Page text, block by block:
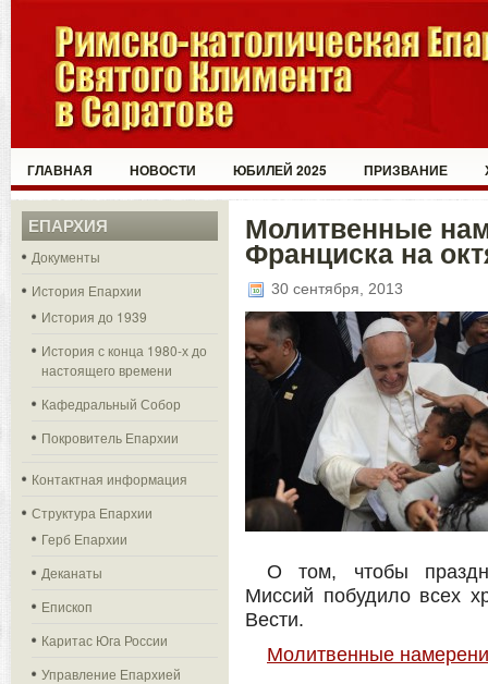
ГЛАВНАЯ НОВОСТИ ЮБИЛЕЙ 2025 ПРИЗВАНИЕ
ЕПАРХИЯ
Документы
История Епархии
История до 1939
История с конца 1980-х до
настоящего времени
Кафедральный Собор
Покровитель Епархии
Контактная информация
Структура Епархии
Герб Епархии
Деканаты
Епископ
Каритас Юга России
Управление Епархией
Молитвенные
Франциска на
30 сентября, 2013
О том, чтобы
Миссий побудило всех
Вести.
Молитвенные